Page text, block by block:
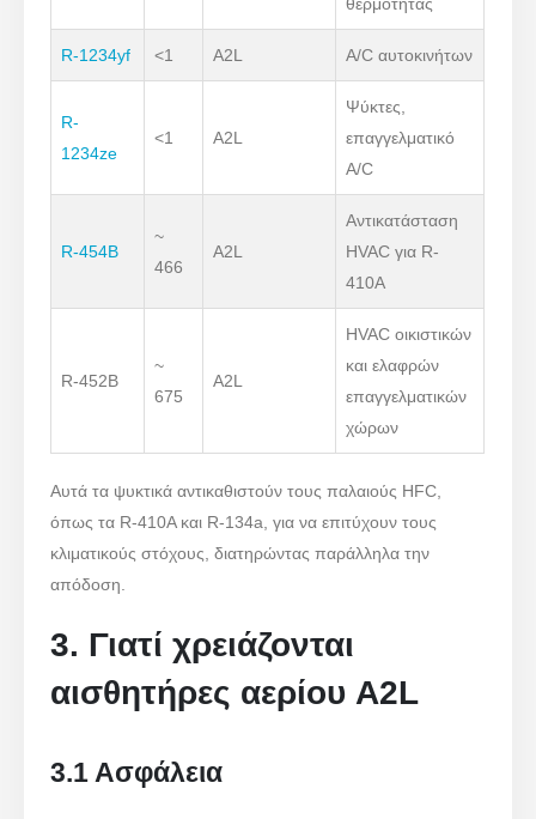
R-1234yf <1 A2L A/C αυτοκινήτων
R-
1234ze
<1 A2L
Ψύκτες,
επαγγελματικό
A/C
R-454B
~
466
A2L
Αντικατάσταση
HVAC για R-
410A
R-452B
~
675
A2L
HVAC οικιστικών
και ελαφρών
επαγγελματικών
χώρων
Αυτά τα ψυκτικά αντικαθιστούν τους παλαιούς HFC,
όπως τα R-410A και R-134a, για να επιτύχουν τους
κλιματικούς στόχους, διατηρώντας παράλληλα την
απόδοση.
3. Γιατί χρειάζονται
αισθητήρες αερίου A2L
3.1 Ασφάλεια